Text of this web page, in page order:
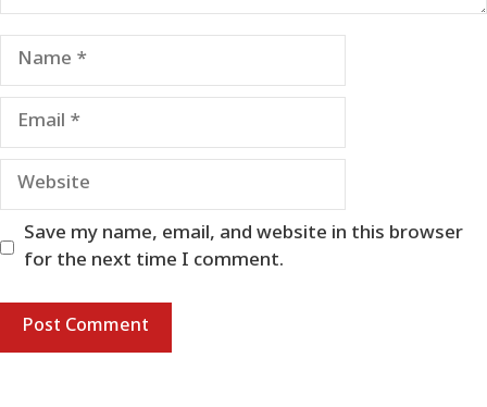
Name
Email
Website
Save my name, email, and website in this browser
for the next time I comment.